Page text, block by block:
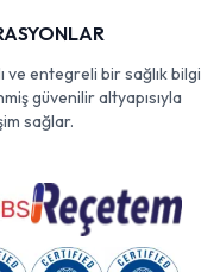
ve entegreli bir sağlık bilgi
güvenilir altyapısıyla
sağlar.